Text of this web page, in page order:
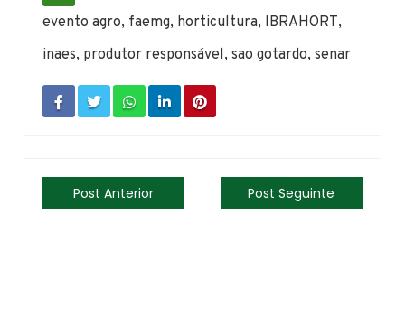
evento agro, faemg, horticultura, IBRAHORT,
inaes, produtor responsável,sao gotardo,senar
Post Anterior Post Seguinte